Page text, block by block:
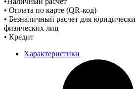
• Оплата по карте (QR-код)
• Безналичный расчет для
физических лиц
• Кредит
Характеристики